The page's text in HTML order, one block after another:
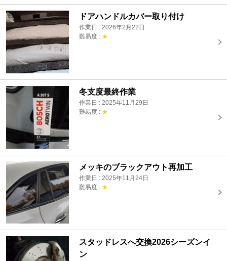
ドアハンドルカバー取り付け
作業日 : 2026年2月22日
難易度 : ★
冬支度最終作業
作業日 : 2025年11月29日
難易度 : ★
メッキのブラックアウト再加工
作業日 : 2025年11月24日
難易度 : ★
スタッドレスへ交換2026シーズンイ
ン